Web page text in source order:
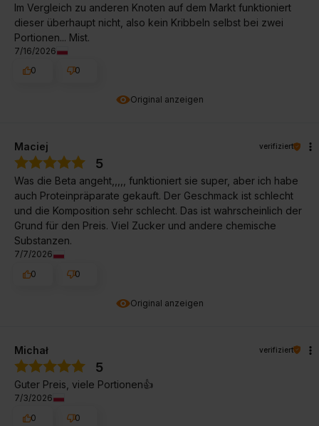
Original anzeigen
Im Vergleich zu anderen Knoten auf dem Markt funktioniert
dieser überhaupt nicht, also kein Kribbeln selbst bei zwei
Portionen... Mist.
7/16/2026
0
0
Original anzeigen
Maciej verifiziert
5
Was die Beta angeht,,,,, funktioniert sie super, aber ich habe
auch Proteinpräparate gekauft. Der Geschmack ist schlecht
und die Komposition sehr schlecht. Das ist wahrscheinlich der
Grund für den Preis. Viel Zucker und andere chemische
Substanzen.
7/7/2026
0
0
Michał verifiziert
5
Guter Preis, viele Portionen👍️
7/3/2026
0
0